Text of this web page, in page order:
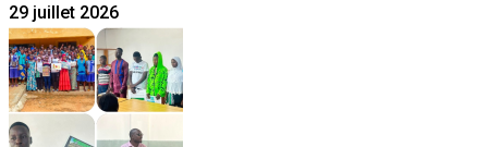
29 juillet 2026